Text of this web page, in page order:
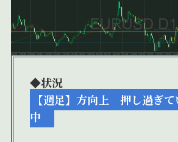
◆状況
【週足】方向上 押し過ぎ
中